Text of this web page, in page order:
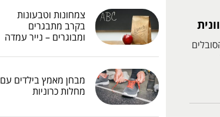
צמחונות וטבעונות
בקרב מתבגרים
ומבוגרים – נייר עמדה
מבחן מאמץ בילדים עם
מחלות כרוניות